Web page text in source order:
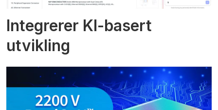
Integrerer KI-basert
utvikling